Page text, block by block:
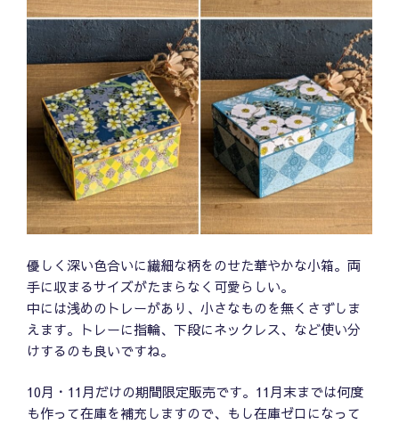
優しく深い色合いに繊細な柄をのせた華やかな小箱。両
手に収まるサイズがたまらなく可愛らしい。
中には浅めのトレーがあり、小さなものを無くさずしま
えます。トレーに指輪、下段にネックレス、など使い分
けするのも良いですね。
10月・11月だけの期間限定販売です。11月末までは何度
も作って在庫を補充しますので、もし在庫ゼロになって